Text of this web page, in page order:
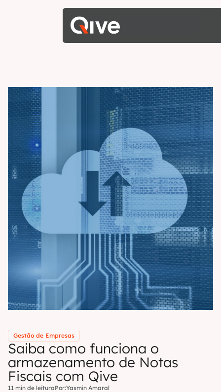
Gestão de Empresas
Saiba como funciona o
armazenamento de Notas
Fiscais com Qive
11 min de leituraPor:Yasmin Amaral